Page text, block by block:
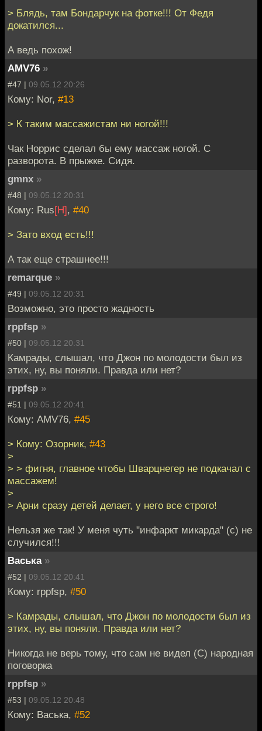
> Блядь, там Бондарчук на фотке!!! От Федя
докатился...
А ведь похож!
AMV76 »
#47 | 09.05.12 20:26
Кому: Nor, #13
> К таким массажистам ни ногой!!!
Чак Норрис сделал бы ему массаж ногой. С
разворота. В прыжке. Сидя.
gmnx »
#48 | 09.05.12 20:31
Кому: Rus[H], #40
> Зато вход есть!!!
А так еще страшнее!!!
remarque »
#49 | 09.05.12 20:31
Возможно, это просто жадность
rppfsp »
#50 | 09.05.12 20:31
Камрады, слышал, что Джон по молодости был из
этих, ну, вы поняли. Правда или нет?
rppfsp »
#51 | 09.05.12 20:41
Кому: AMV76, #45
> Кому: Озорник, #43
>
> > фигня, главное чтобы Шварцнегер не подкачал с
массажем!
>
> Арни сразу детей делает, у него все строго!
Нельзя же так! У меня чуть "инфаркт микарда" (с) не
случился!!!
Васька »
#52 | 09.05.12 20:41
Кому: rppfsp, #50
> Камрады, слышал, что Джон по молодости был из
этих, ну, вы поняли. Правда или нет?
Никогда не верь тому, что сам не видел (С) народная
поговорка
rppfsp »
#53 | 09.05.12 20:48
Кому: Васька, #52